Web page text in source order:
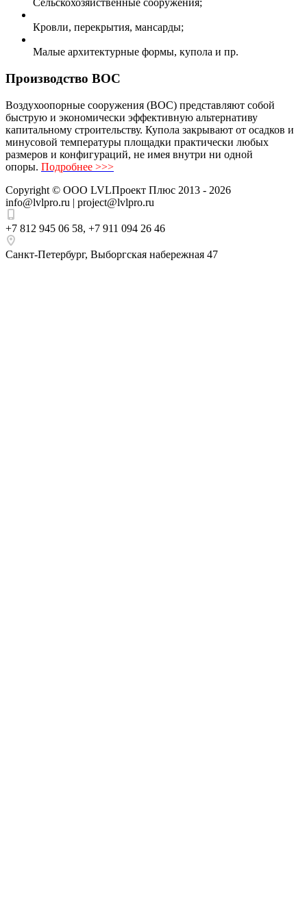
Сельскохозяйственные сооружения;
Кровли, перекрытия, мансарды;
Малые архитектурные формы, купола и пр.
Производство ВОС
Воздухоопорные сооружения (ВОС) представляют собой
быструю и экономически эффективную альтернативу
капитальному строительству. Купола закрывают от осадков и
минусовой температуры площадки практически любых
размеров и конфигураций, не имея внутри ни одной
опоры. Подробнее >>>
Copyright © ООО LVLПроект Плюс 2013 - 2026
info@lvlpro.ru | project@lvlpro.ru
+7 812 945 06 58, +7 911 094 26 46
Санкт-Петербург, Выборгская набережная 47